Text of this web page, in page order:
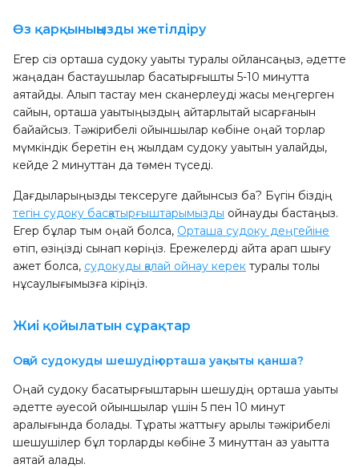
Өз қарқыныңызды жетілдіру
Егер сіз орташа судоку уақыты туралы ойлансаңыз, әдетте
жаңадан бастаушылар басқатырғышты 5-10 минутта
аяқтайды. Алып тастау мен сканерлеуді жақсы меңгерген
сайын, орташа уақытыңыздың айтарлықтай қысқарғанын
байқайсыз. Тәжірибелі ойыншылар көбіне оңай торлар
мүмкіндік беретін ең жылдам судоку уақытын қуалайды,
кейде 2 минуттан да төмен түседі.
Дағдыларыңызды тексеруге дайынсыз ба? Бүгін біздің
тегін судоку басқатырғыштарымызды ойнауды бастаңыз.
Егер бұлар тым оңай болса, Орташа судоку деңгейіне
өтіп, өзіңізді сынап көріңіз. Ережелерді қайта қарап шығу
қажет болса, судокуды қалай ойнау керек туралы толық
нұсқаулығымызға кіріңіз.
Жиі қойылатын сұрақтар
Оңай судокуды шешудің орташа уақыты қанша?
Оңай судоку басқатырғыштарын шешудің орташа уақыты
әдетте әуесқой ойыншылар үшін 5 пен 10 минут
аралығында болады. Тұрақты жаттығу арқылы тәжірибелі
шешушілер бұл торларды көбіне 3 минуттан аз уақытта
аяқтай алады.